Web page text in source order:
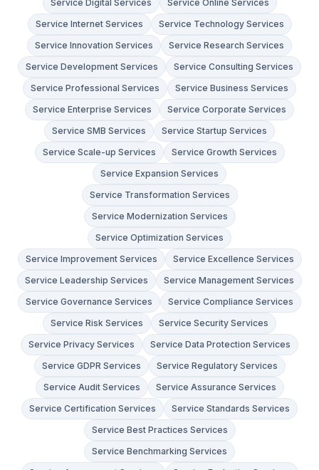
Service Digital Services
Service Online Services
Service Internet Services
Service Technology Services
Service Innovation Services
Service Research Services
Service Development Services
Service Consulting Services
Service Professional Services
Service Business Services
Service Enterprise Services
Service Corporate Services
Service SMB Services
Service Startup Services
Service Scale-up Services
Service Growth Services
Service Expansion Services
Service Transformation Services
Service Modernization Services
Service Optimization Services
Service Improvement Services
Service Excellence Services
Service Leadership Services
Service Management Services
Service Governance Services
Service Compliance Services
Service Risk Services
Service Security Services
Service Privacy Services
Service Data Protection Services
Service GDPR Services
Service Regulatory Services
Service Audit Services
Service Assurance Services
Service Certification Services
Service Standards Services
Service Best Practices Services
Service Benchmarking Services